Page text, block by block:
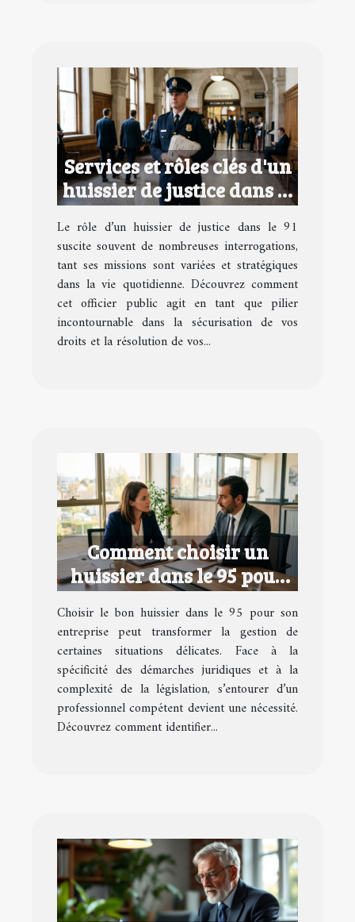
Services et rôles clés d'un
huissier de justice dans le
91
Le rôle d’un huissier de justice dans le 91
suscite souvent de nombreuses interrogations,
tant ses missions sont variées et stratégiques
dans la vie quotidienne. Découvrez comment
cet officier public agit en tant que pilier
incontournable dans la sécurisation de vos
droits et la résolution de vos...
Comment choisir un
huissier dans le 95 pour
votre entreprise ?
Choisir le bon huissier dans le 95 pour son
entreprise peut transformer la gestion de
certaines situations délicates. Face à la
spécificité des démarches juridiques et à la
complexité de la législation, s’entourer d’un
professionnel compétent devient une nécessité.
Découvrez comment identifier...